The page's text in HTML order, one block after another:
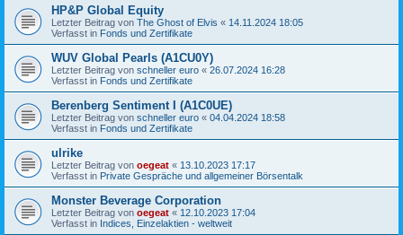
HP&P Global Equity
Letzter Beitrag von The Ghost of Elvis « 14.11.2024 18:05
Verfasst in Fonds und Zertifikate
WUV Global Pearls (A1CU0Y)
Letzter Beitrag von schneller euro « 26.07.2024 16:28
Verfasst in Fonds und Zertifikate
Berenberg Sentiment I (A1C0UE)
Letzter Beitrag von schneller euro « 04.04.2024 18:58
Verfasst in Fonds und Zertifikate
ulrike
Letzter Beitrag von oegeat « 13.10.2023 17:17
Verfasst in Private Gespräche und allgemeiner Börsentalk
Monster Beverage Corporation
Letzter Beitrag von oegeat « 12.10.2023 17:04
Verfasst in Indices, Einzelaktien - weltweit